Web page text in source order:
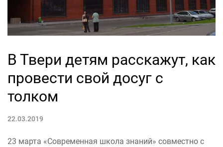
В Твери детям расскажут, как
провести свой досуг с
толком
22.03.2019
23 марта «Современная школа знаний» совместно с